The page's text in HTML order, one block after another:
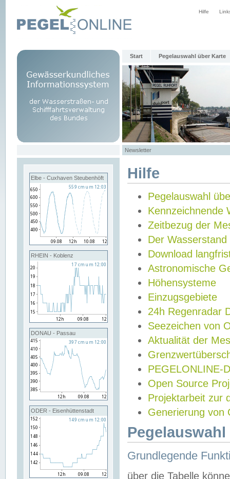
Hilfe
Start Pegelauswahl über Karte
Newsletter
Elbe - Cuxhaven Steubenhöft
RHEIN - Koblenz
DONAU - Passau
ODER - Eisenhüttenstadt
Hilfe
Pegelauswahl
Kennzeichnende
Zeitbezug der
Der Wasserstand
Download
Astronomische
Höhensysteme
Einzugsgebiete
24h Regenradar
Seezeichen von
Aktualität der
PEGELONLINE-
Open Source
Projektarbeit zur
Generierung von
Grundlegende
über die Tabelle